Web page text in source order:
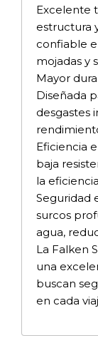
Excelente
estructura
confiable
mojadas y
Mayor
Diseñada
desgastes
Eficiencia
baja
la
Seguridad
surcos
agua,
La Falken
una
buscan
en cada